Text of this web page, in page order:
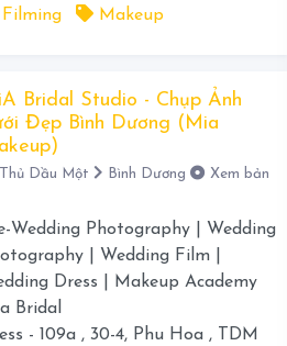
Makeup
Bridal Studio - Chụp Ảnh
Đẹp Bình Dương (Mia
Thủ Dầu Một Bình Dương
Xem bản
Wedding Photography | Wedding
| Wedding Film |
Dress | Makeup Academy
Bridal
- 109a , 30-4, Phu Hoa , TDM